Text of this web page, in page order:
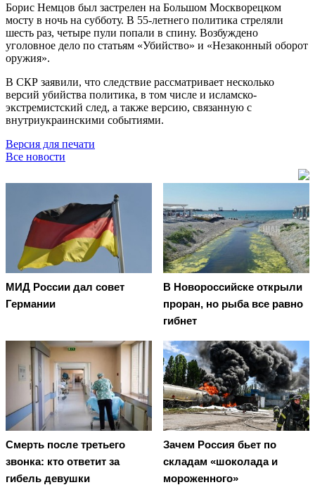
Борис Немцов был застрелен на Большом Москворецком
мосту в ночь на субботу. В 55-летнего политика стреляли
шесть раз, четыре пули попали в спину. Возбуждено
уголовное дело по статьям «Убийство» и «Незаконный оборот
оружия».
В СКР заявили, что следствие рассматривает несколько
версий убийства политика, в том числе и исламско-
экстремистский след, а также версию, связанную с
внутриукраинскими событиями.
Версия для печати
Все новости
МИД России дал совет
Германии
В Новороссийске открыли
проран, но рыба все равно
гибнет
Смерть после третьего
звонка: кто ответит за
гибель девушки
Зачем Россия бьет по
складам «шоколада и
мороженного»